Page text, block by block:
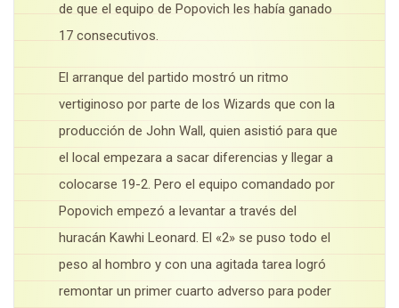
de que el equipo de Popovich les había ganado
17 consecutivos.
El arranque del partido mostró un ritmo
vertiginoso por parte de los Wizards que con la
producción de John Wall, quien asistió para que
el local empezara a sacar diferencias y llegar a
colocarse 19-2. Pero el equipo comandado por
Popovich empezó a levantar a través del
huracán Kawhi Leonard. El «2» se puso todo el
peso al hombro y con una agitada tarea logró
remontar un primer cuarto adverso para poder